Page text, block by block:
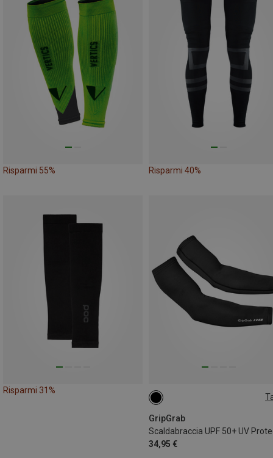
Risparmi 55% Risparmi 40%
Risparmi 31%
GripGrab
Scaldabraccia UPF 50+ UV
34,95 €
S